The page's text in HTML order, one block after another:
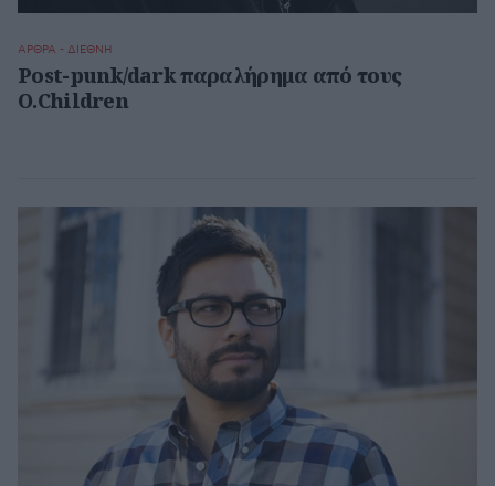
ΑΡΘΡΑ - ΔΙΕΘΝΗ
Post-punk/dark παραλήρημα από τους
O.Children